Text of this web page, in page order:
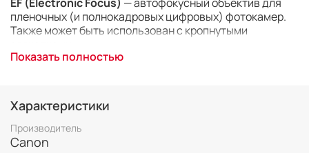
пленочных (и полнокадровых цифровых) фотокамер.
Также может быть использован с кропнутыми
используется оптическое стекло высшего качества.
II— вторая версия модели
Показать полностью
Характеристики
Производитель
Canon